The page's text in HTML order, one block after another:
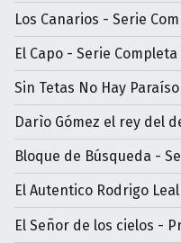
Los Canarios - Serie
El Capo - Serie
Sin Tetas No Hay
Darìo Gómez el rey del
Bloque de Búsqueda -
El Autentico Rodrigo
El Señor de los cielos -